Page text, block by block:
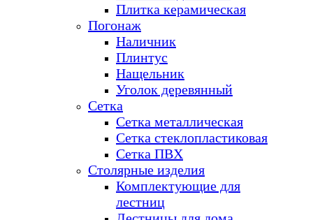
Плитка керамическая
Погонаж
Наличник
Плинтус
Нащельник
Уголок деревянный
Сетка
Сетка металлическая
Сетка стеклопластиковая
Сетка ПВХ
Столярные изделия
Комплектующие для
лестниц